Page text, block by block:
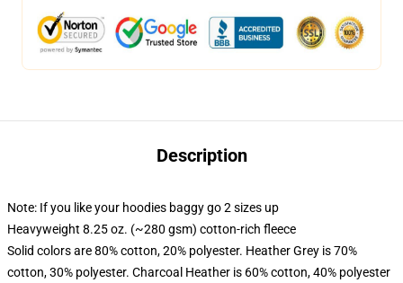
Description
Note: If you like your hoodies baggy go 2 sizes up
Heavyweight 8.25 oz. (~280 gsm) cotton-rich fleece
Solid colors are 80% cotton, 20% polyester. Heather Grey is 70%
cotton, 30% polyester. Charcoal Heather is 60% cotton, 40% polyester